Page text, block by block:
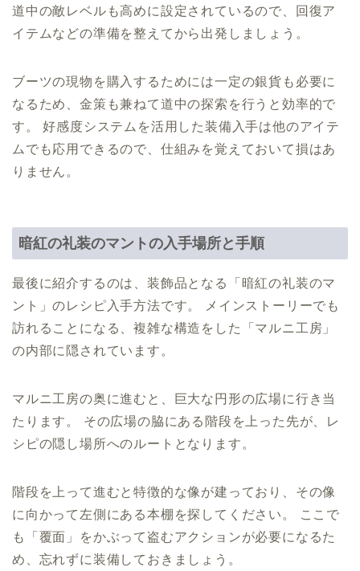
道中の敵レベルも高めに設定されているので、回復ア
イテムなどの準備を整えてから出発しましょう。
ブーツの現物を購入するためには一定の銀貨も必要に
なるため、金策も兼ねて道中の探索を行うと効率的で
す。 好感度システムを活用した装備入手は他のアイテ
ムでも応用できるので、仕組みを覚えておいて損はあ
りません。
暗紅の礼装のマントの入手場所と手順
最後に紹介するのは、装飾品となる「暗紅の礼装のマ
ント」のレシピ入手方法です。 メインストーリーでも
訪れることになる、複雑な構造をした「マルニ工房」
の内部に隠されています。
マルニ工房の奥に進むと、巨大な円形の広場に行き当
たります。 その広場の脇にある階段を上った先が、レ
シピの隠し場所へのルートとなります。
階段を上って進むと特徴的な像が建っており、その像
に向かって左側にある本棚を探してください。 ここで
も「覆面」をかぶって盗むアクションが必要になるた
め、忘れずに装備しておきましょう。